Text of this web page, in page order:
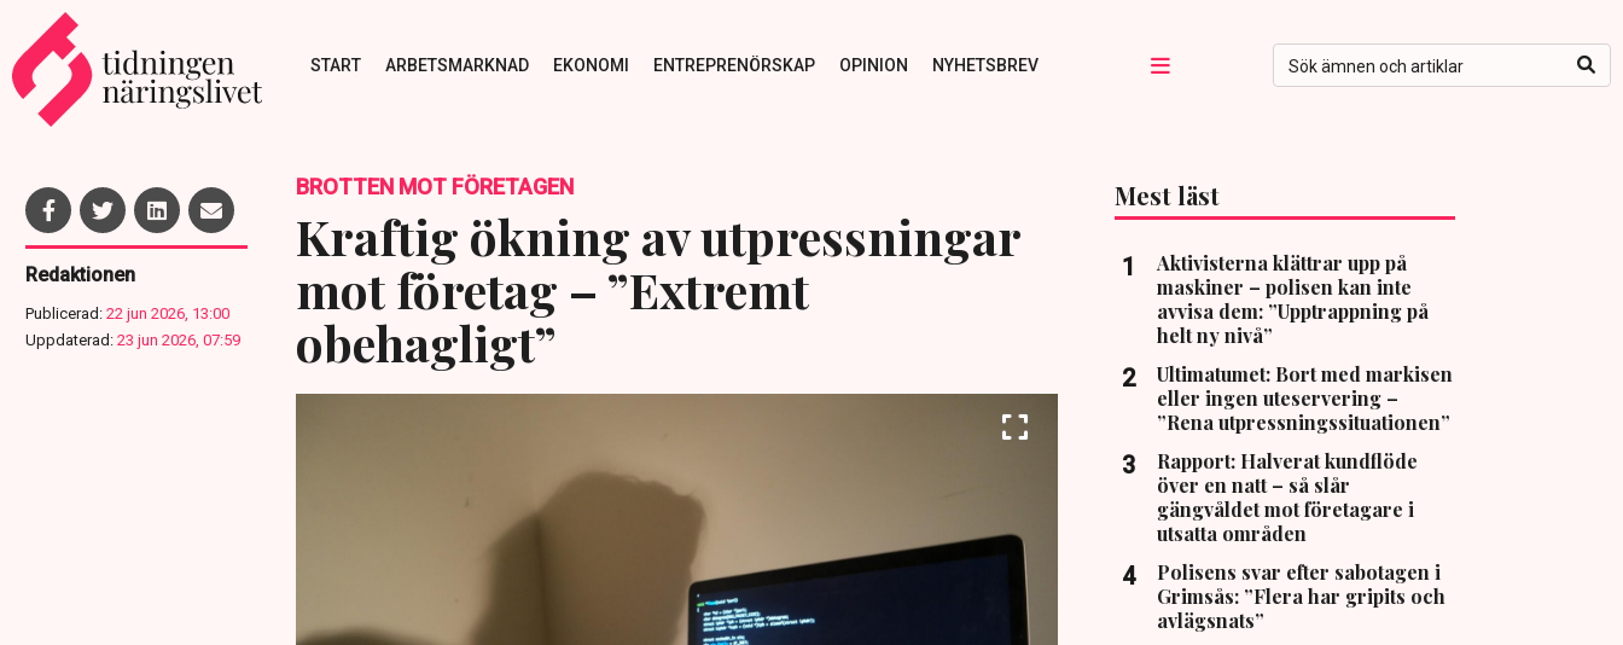
START ARBETSMARKNAD EKONOMI ENTREPRENÖRSKAP OPINION NYHETSBREV
Redaktionen
Publicerad: 22 jun 2026, 13:00
Uppdaterad: 23 jun 2026, 07:59
BROTTEN MOT FÖRETAGEN
Kraftig ökning av utpressningar
mot företag – ”Extremt
obehagligt”
Mest läst
Aktivisterna klättrar upp på
maskiner – polisen kan inte
avvisa dem: ”Upptrappning på
helt ny nivå”
Ultimatumet: Bort med markisen
eller ingen uteservering –
”Rena utpressningssituationen”
Rapport: Halverat kundflöde
över en natt – så slår
gängvåldet mot företagare i
utsatta områden
Polisens svar efter sabotagen i
Grimsås: ”Flera har gripits och
avlägsnats”